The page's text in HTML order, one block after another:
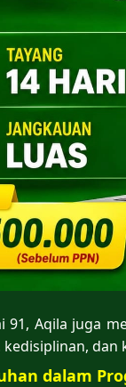
91, Aqila juga
dan
dalam